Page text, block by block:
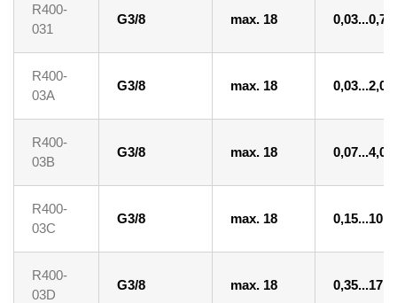
R400-
031
G3/8 max. 18 0,03...0,7
R400-
03A
G3/8 max. 18 0,03...2,0
R400-
03B
G3/8 max. 18 0,07...4,0
R400-
03C
G3/8 max. 18 0,15...10
R400-
03D
G3/8 max. 18 0,35...17